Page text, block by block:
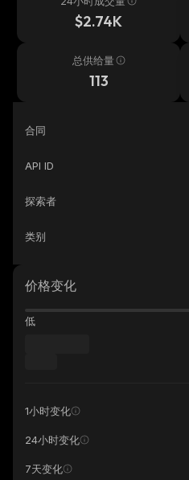
$2.74K
总供给量
113
合同
API ID
探索者
类别
价格变化
低
1小时变化
24小时变化
7天变化